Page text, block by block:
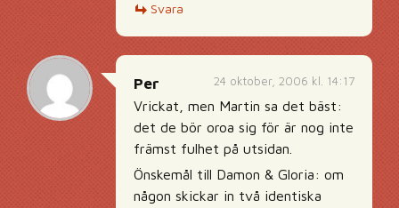
Svara
24 oktober, 2006 kl. 14:17
Per
Vrickat, men Martin sa det bäst:
det de bör oroa sig för är nog inte
främst fulhet på utsidan.
Önskemål till Damon & Gloria: om
någon skickar in två identiska